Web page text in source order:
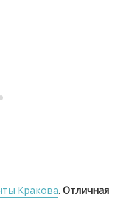
Кракова. Отличная